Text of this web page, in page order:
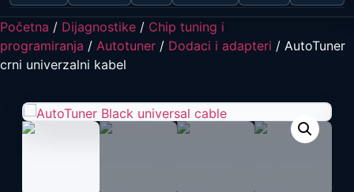
Početna / Dijagnostike / Chip tuning i
programiranja / Autotuner / Dodaci i adapteri / AutoTuner
crni univerzalni kabel